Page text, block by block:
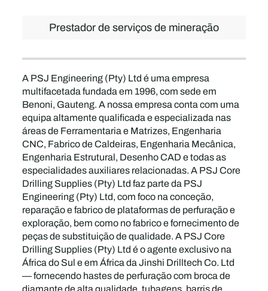
Prestador de serviços de mineração
A PSJ Engineering (Pty) Ltd é uma empresa
multifacetada fundada em 1996, com sede em
Benoni, Gauteng. A nossa empresa conta com uma
equipa altamente qualificada e especializada nas
áreas de Ferramentaria e Matrizes, Engenharia
CNC, Fabrico de Caldeiras, Engenharia Mecânica,
Engenharia Estrutural, Desenho CAD e todas as
especialidades auxiliares relacionadas. A PSJ Core
Drilling Supplies (Pty) Ltd faz parte da PSJ
Engineering (Pty) Ltd, com foco na conceção,
reparação e fabrico de plataformas de perfuração e
exploração, bem como no fabrico e fornecimento de
peças de substituição de qualidade. A PSJ Core
Drilling Supplies (Pty) Ltd é o agente exclusivo na
África do Sul e em África da Jinshi Drilltech Co. Ltd
— fornecendo hastes de perfuração com broca de